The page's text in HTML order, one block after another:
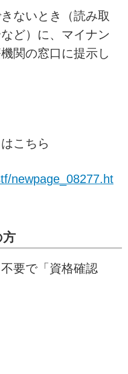
ないとき（読み取
ど）に、マイナン
関の窓口に提示し
はこちら
newpage_08277.ht
方
要で「資格確認